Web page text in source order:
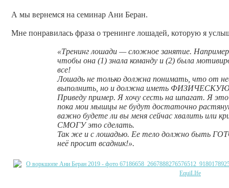
А мы вернемся на семинар Ани Беран.
Мне понравилась фраза о тренинге лошадей, которую я
«Тренинг лошади — сложное занятие.
чтобы она (1) знала команду и (2) была
все!
Лошадь не только должна понимать, что от
выполнить, но и должна иметь
Приведу пример. Я хочу сесть на шпагат. Я
пока мои мышцы не будут достаточно
важно будете ли вы меня сейчас хвалить или
СМОГУ это сделать.
Так же и с лошадью. Ее тело должно быть
неё просит всадник!».